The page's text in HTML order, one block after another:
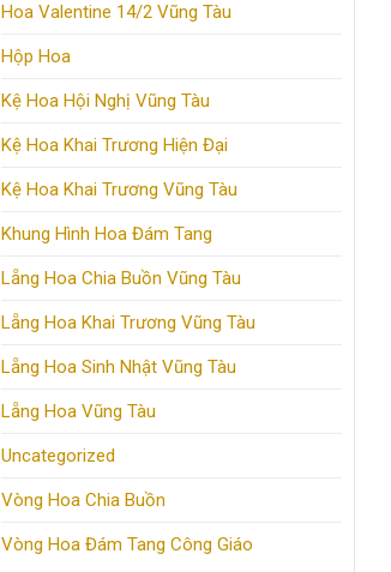
Hoa Valentine 14/2 Vũng Tàu
Hộp Hoa
Kệ Hoa Hội Nghị Vũng Tàu
Kệ Hoa Khai Trương Hiện Đại
Kệ Hoa Khai Trương Vũng Tàu
Khung Hình Hoa Đám Tang
Lẵng Hoa Chia Buồn Vũng Tàu
Lẵng Hoa Khai Trương Vũng Tàu
Lẵng Hoa Sinh Nhật Vũng Tàu
Lẵng Hoa Vũng Tàu
Uncategorized
Vòng Hoa Chia Buồn
Vòng Hoa Đám Tang Công Giáo